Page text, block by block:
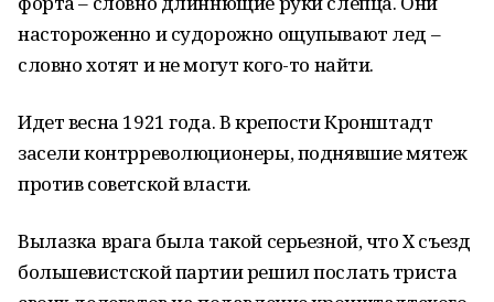
настороженно и судорожно ощупывают лед –
словно хотят и не могут кого-то найти.
Идет весна 1921 года. В крепости Кронштадт
засели контрреволюционеры, поднявшие мятеж
против советской власти.
Вылазка врага была такой серьезной, что X съезд
большевистской партии решил послать триста